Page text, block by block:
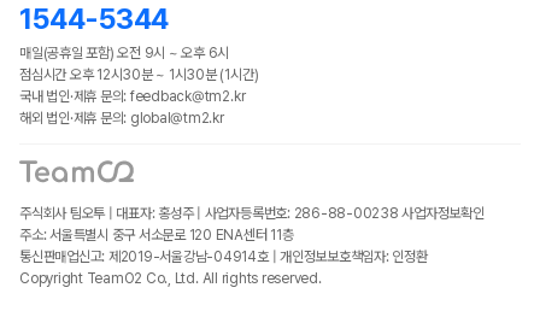
1544-5344
매일(공휴일 포함) 오전 9시 ~ 오후 6시
점심시간 오후 12시30분 ~ 1시30분 (1시간)
국내 법인·제휴 문의: feedback@tm2.kr
해외 법인·제휴 문의: global@tm2.kr
주식회사 팀오투 | 대표자: 홍성주 | 사업자등록번호: 286-88-00238 사업자정보확인
주소: 서울특별시 중구 서소문로 120 ENA센터 11층
통신판매업신고: 제2019-서울강남-04914호 | 개인정보보호책임자: 인정환
Copyright TeamO2 Co., Ltd. All rights reserved.